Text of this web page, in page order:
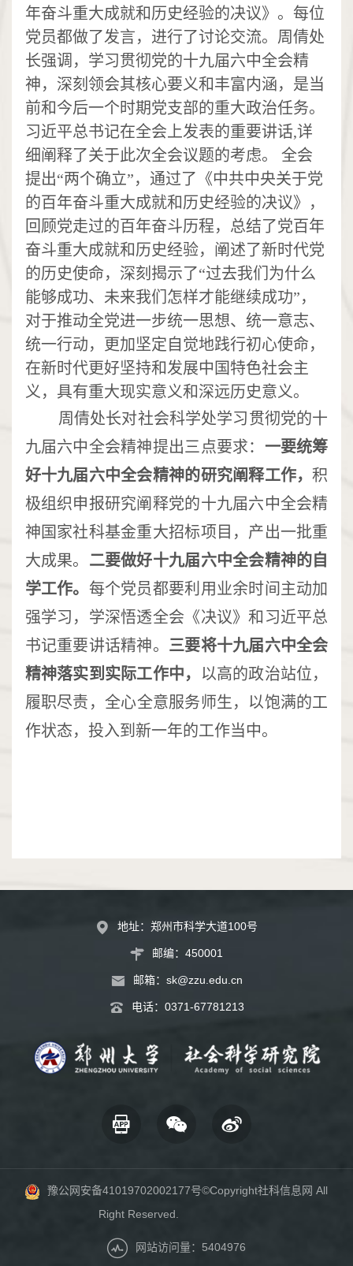
年奋斗重大成就和历史经验的决议》。每位
党员都做了发言，进行了讨论交流。周倩处
长强调，学习贯彻党的十九届六中全会精
神，深刻领会其核心要义和丰富内涵，是当
前和今后一个时期党支部的重大政治任务。
习近平总书记在全会上发表的重要讲话,详
细阐释了关于此次全会议题的考虑。
全会
提出“两个确立”，通过了《中共中央关于党
的百年奋斗重大成就和历史经验的决议》，
回顾党走过的百年奋斗历程， 总结了党百年
奋斗重大成就和历史经验， 阐述了新时代党
的历史使命，深刻揭示了“过去我们为什么
能够成功、未来我们怎样才能继续成功”，
对于推动全党进一步统一思想、统一意志、
统一行动，更加坚定自觉地践行初心使命，
在新时代更好坚持和发展中国特色社会主
义，具有重大现实意义和深远历史意义。
周倩处长对社会科学处学习贯彻党的十
九届六中全会精神提出三点要求： 一要统筹
好十九届六中全会精神的研究阐释工作，积
极组织申报研究阐释党的十九届六中全会精
神国家社科基金重大招标项目，产出一批重
大成果。 二要做好十九届六中全会精神的自
学工作。 每个党员都要利用业余时间主动加
强学习，学深悟透全会《决议》和习近平总
书记重要讲话精神。 三要将十九届六中全会
精神落实到实际工作中，
以高的政治站位，
履职尽责， 全心全意服务师生，以饱满的工
作状态，投入到新一年的工作当中。
地址：郑州市科学大道100号
邮编：450001
邮箱： sk@zzu.edu.cn
电话： 0371-67781213
豫公网安备41019702002177号©Copyright社科信息网 All
Right Reserved.
网站访问量：5404976